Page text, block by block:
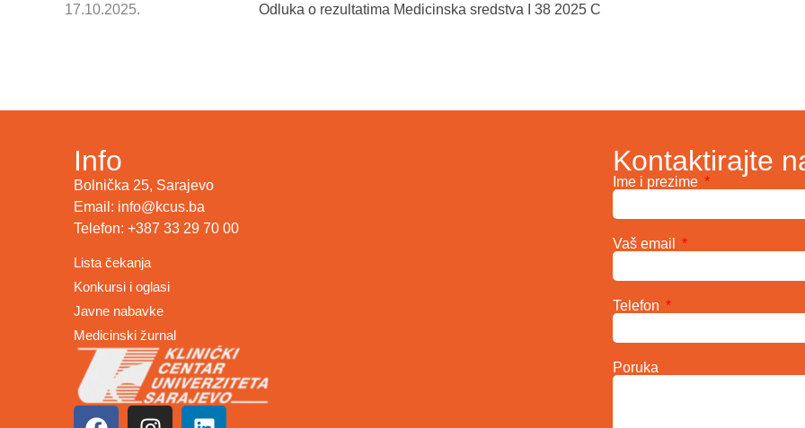
17.10.2025. Odluka o rezultatima Medicinska sredstva I 38 2025 C
Info
Bolnička 25, Sarajevo
Email: info@kcus.ba
Telefon: +387 33 29 70 00
Lista čekanja
Konkursi i oglasi
Javne nabavke
Medicinski žurnal
Kontaktirajte
Ime i prezime
Vaš email
Telefon
Poruka